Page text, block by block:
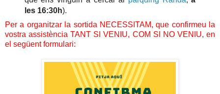
les 16:30h).
Per a organitzar la sortida NECESSITAM, que confirmeu la
vostra assistència TANT SI VENIU, COM SI NO VENIU, en
el següent formulari: